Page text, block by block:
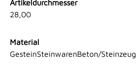
Artikeldurchmesser
28,00
Material
GesteinSteinwarenBeton/Steinzeug